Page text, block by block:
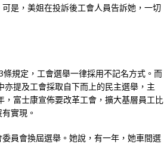
是，美姐在投訴後工會人員告訴她，一切
規定，工會選舉一律採用不記名方式。而
提及工會採取自下而上的民主選舉，主
富士康宣佈要改革工會，擴大基層員工比
實現。
員會換屆選舉。她說，有一年，她車間選